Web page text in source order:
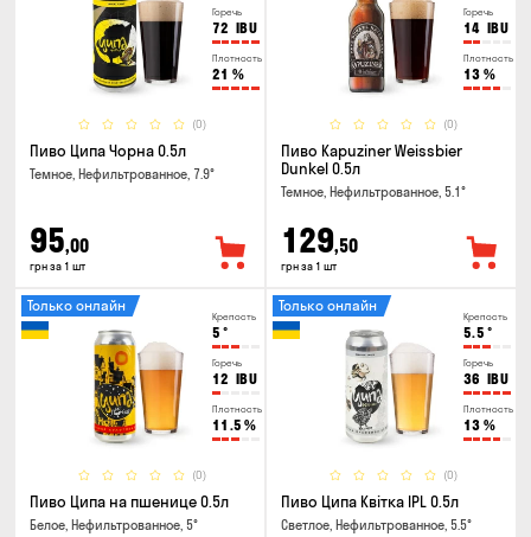
Горечь
72 IBU
Плотность
21 %
(0)
Пиво Ципа Чорна 0.5л
Темное, Нефильтрованное, 7.9°
95,00
грн за 1 шт
Горечь
14 IBU
Плотность
13 %
(0)
Пиво Kapuziner Weissbier
Dunkel 0.5л
Темное, Нефильтрованное, 5.1°
129,50
грн за 1 шт
Крепость
5 °
Горечь
12 IBU
Плотность
11.5 %
(0)
Только онлайн
Пиво Ципа на пшенице 0.5л
Белое, Нефильтрованное, 5°
Крепость
5.5 °
Горечь
36 IBU
Плотность
13 %
(0)
Только онлайн
Пиво Ципа Квітка IPL 0.5л
Светлое, Нефильтрованное, 5.5°